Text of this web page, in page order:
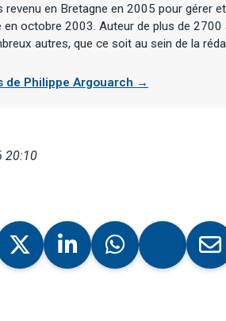
revenu en Bretagne en 2005 pour gérer
en octobre 2003. Auteur de plus de
autres, que ce soit au sein de la
de Philippe Argouarch →
20:10